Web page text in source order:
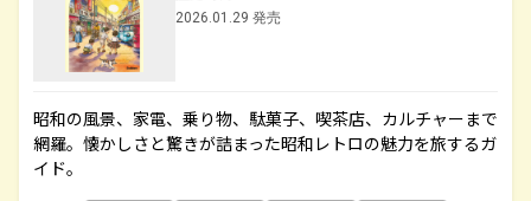
2026.01.29 発売
昭和の風景、家電、乗り物、駄菓子、喫茶店、カルチャーまで
網羅。懐かしさと驚きが詰まった昭和レトロの魅力を旅するガ
イド。